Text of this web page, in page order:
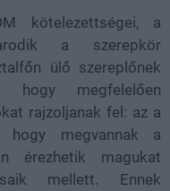
kötelezettségei, a
a szerepkör
ülő szereplőnek
megfelelően
rajzoljanak fel: az a
hogy megvannak a
érezhetik magukat
mellett. Ennek